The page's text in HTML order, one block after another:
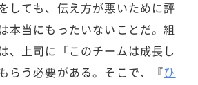
しても、伝え方が悪いために評
本当にもったいないことだ。組
、上司に「このチームは成長し
らう必要がある。そこで、『ひ